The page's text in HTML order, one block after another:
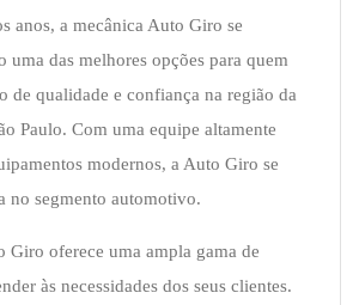
anos, a mecânica Auto Giro se
uma das melhores opções para quem
de qualidade e confiança na região da
Paulo. Com uma equipe altamente
modernos, a Auto Giro se
no segmento automotivo.
Giro oferece uma ampla gama de
às necessidades dos seus clientes.